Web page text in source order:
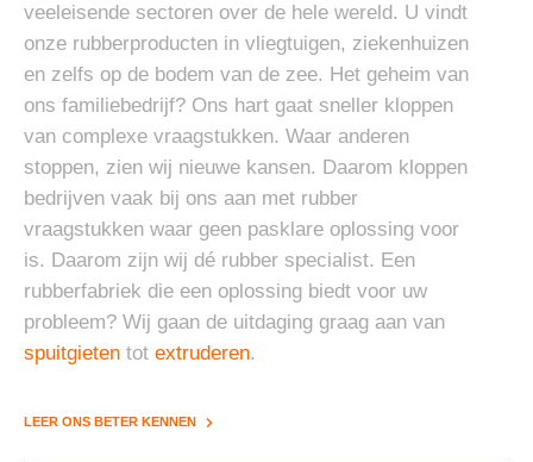
veeleisende sectoren over de hele wereld. U vindt
onze rubberproducten in vliegtuigen, ziekenhuizen
en zelfs op de bodem van de zee. Het geheim van
ons familiebedrijf? Ons hart gaat sneller kloppen
van complexe vraagstukken. Waar anderen
stoppen, zien wij nieuwe kansen. Daarom kloppen
bedrijven vaak bij ons aan met rubber
vraagstukken waar geen pasklare oplossing voor
is. Daarom zijn wij dé rubber specialist. Een
rubberfabriek die een oplossing biedt voor uw
probleem? Wij gaan de uitdaging graag aan van
spuitgieten tot extruderen.
LEER ONS BETER KENNEN